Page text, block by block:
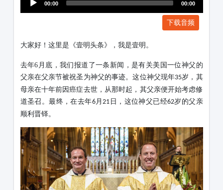
00:00 00:00
下载音频
大家好！这里是《壹明头条》，我是壹明。
去年6 月底，我们报道了一条新闻，是有关美国一位神父的
父亲在父亲节被祝圣为神父的事迹。这位神父现年35岁，其
母亲在十年前因癌症去世，从那时起，其父亲便开始考虑修
道圣召。最终，在去年6月21 日，这位神父已经62岁的父亲
顺利晋铎。